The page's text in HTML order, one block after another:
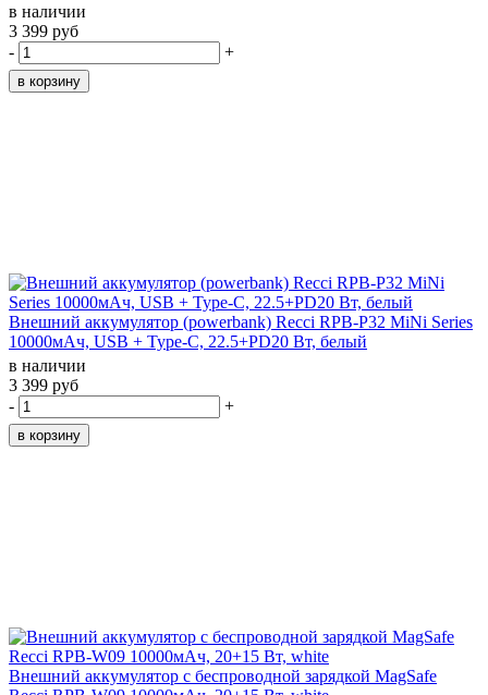
в наличии
3 399 руб
-
+
Внешний аккумулятор (powerbank) Recci RPB-P32 MiNi Series
10000мАч, USB + Type-C, 22.5+PD20 Вт, белый
в наличии
3 399 руб
-
+
Внешний аккумулятор с беспроводной зарядкой MagSafe